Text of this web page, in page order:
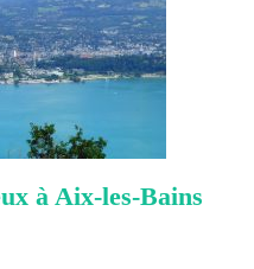
à Aix-les-Bains